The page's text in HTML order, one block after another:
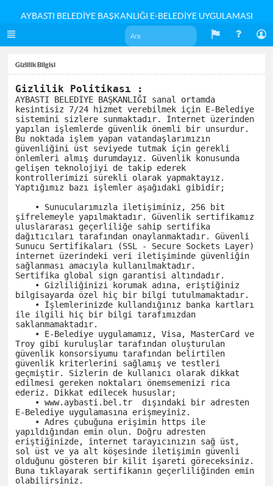
AYBASTI BELEDİYE BAŞKANLIĞI E-BELEDİYE UYGULAMASI
Gizlilik Bilgisi
Gizlilik Politikası :
AYBASTI BELEDİYE BAŞKANLIĞI sanal ortamda
kesintisiz 7/24 hizmet verebilmek için E-Belediye
sistemini sizlere sunmaktadır. İnternet üzerinden
yapılan işlemlerde güvenlik önemli bir unsurdur.
Bu noktada işlem yapan vatandaşlarımızın
güvenliğini üst seviyede tutmak için gerekli
önlemleri almış durumdayız. Güvenlik konusunda
gelişen teknolojiyi de takip ederek
kontrollerimizi sürekli olarak yapmaktayız.
Yaptığımız bazı işlemler aşağıdaki gibidir;
şifrelemeyle yapılmaktadır. Güvenlik sertifikamız
uluslararası geçerliliğe sahip sertifika
dağıtıcıları tarafından onaylanmaktadır. Güvenli
Sunucu Sertifikaları (SSL - Secure Sockets Layer)
internet üzerindeki veri iletişiminde güvenliğin
sağlanması amacıyla kullanılmaktadır.
Sertifika global sign garantisi altındadır.
bilgisayarda özel hiç bir bilgi tutulmamaktadır.
ile ilgili hiç bir bilgi tarafımızdan
saklanmamaktadır.
Troy gibi kuruluşlar tarafından oluşturulan
güvenlik konsorsiyumu tarafından belirtilen
güvenlik kriterlerini sağlamış ve testleri
geçmiştir. Sizlerin de kullanıcı olarak dikkat
edilmesi gereken noktaları önemsemenizi rica
ederiz. Dikkat edilecek hususlar;
E-Belediye uygulamasına erişmeyiniz.
yapıldığından emin olun. Doğru adresten
eriştiğinizde, internet tarayıcınızın sağ üst,
sol üst ve ya alt köşesinde iletişimin güvenli
olduğunu gösteren bir kilit işareti göreceksiniz.
Buna tıklayarak sertifikanın geçerliliğinden emin
olabilirsiniz.